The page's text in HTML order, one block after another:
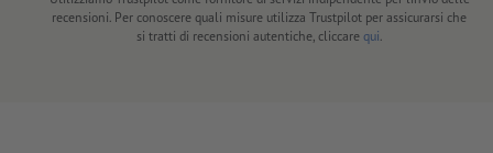
recensioni. Per conoscere quali misure utilizza Trustpilot per assicurarsi che
si tratti di recensioni autentiche, cliccare qui.